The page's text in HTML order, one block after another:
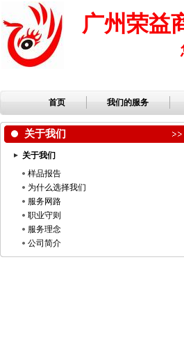
广州荣益
首页 我们的服务
关于我们
关于我们
样品报告
为什么选择我们
服务网路
职业守则
服务理念
公司简介